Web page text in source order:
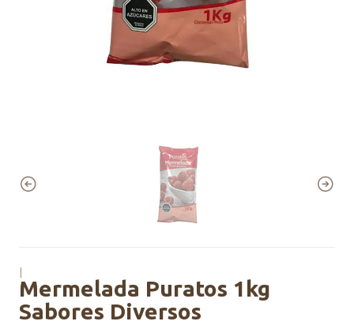
|
Mermelada Puratos 1kg
Sabores Diversos